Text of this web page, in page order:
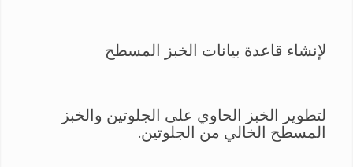
لإنشاء قاعدة بيانات الخبز المسطح
لتطوير الخبز الحاوي على الجلوتين والخبز
المسطح الخالي من الجلوتين.